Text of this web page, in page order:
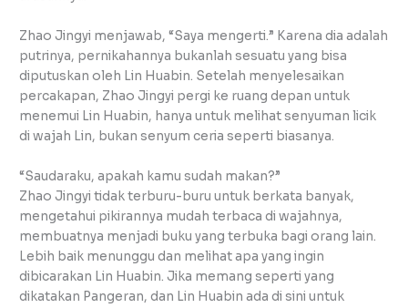
Zhao Jingyi menjawab, “Saya mengerti.” Karena dia adalah
putrinya, pernikahannya bukanlah sesuatu yang bisa
diputuskan oleh Lin Huabin. Setelah menyelesaikan
percakapan, Zhao Jingyi pergi ke ruang depan untuk
menemui Lin Huabin, hanya untuk melihat senyuman licik
di wajah Lin, bukan senyum ceria seperti biasanya.
“Saudaraku, apakah kamu sudah makan?”
Zhao Jingyi tidak terburu-buru untuk berkata banyak,
mengetahui pikirannya mudah terbaca di wajahnya,
membuatnya menjadi buku yang terbuka bagi orang lain.
Lebih baik menunggu dan melihat apa yang ingin
dibicarakan Lin Huabin. Jika memang seperti yang
dikatakan Pangeran, dan Lin Huabin ada di sini untuk